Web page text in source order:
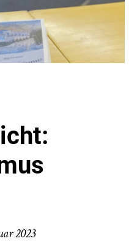
2023